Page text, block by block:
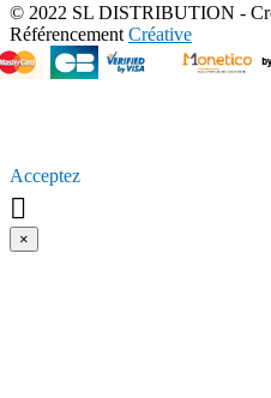
© 2022 SL DISTRIBUTION -
Référencement Créative
Acceptez

×